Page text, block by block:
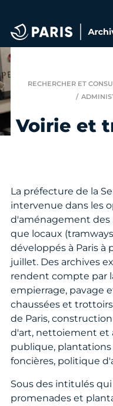
RECHERCHER ET
Voirie et
La préfecture de la
intervenue dans les
d'aménagement des
que locaux
développés à Paris à
juillet. Des archives
rendent compte par
empierrage, pavage
chaussées et
de Paris,
d'art, nettoiement et
publique,
foncières, politique
Sous des intitulés
promenades et